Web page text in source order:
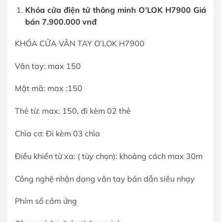
Khóa cửa điện tử thông minh O’LOK H7900 Giá
bán 7.900.000 vnđ
KHÓA CỬA VÂN TAY O’LOK H7900
Vân tay: max 150
Mật mã: max :150
Thẻ từ: max: 150, đi kèm 02 thẻ
Chìa cơ: Đi kèm 03 chìa
Điều khiển từ xa: ( tùy chọn): khoảng cách max 30m
Công nghệ nhận dạng vân tay bán dẫn siêu nhạy
Phím số cảm ứng